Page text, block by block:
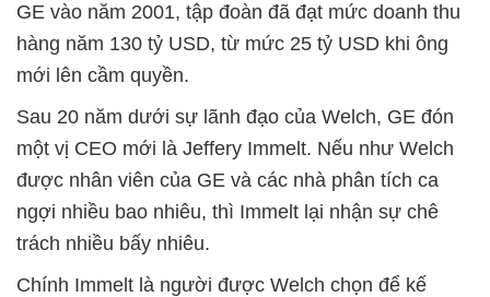
GE vào năm 2001, tập đoàn đã đạt mức doanh thu
hàng năm 130 tỷ USD, từ mức 25 tỷ USD khi ông
mới lên cầm quyền.
Sau 20 năm dưới sự lãnh đạo của Welch, GE đón
một vị CEO mới là Jeffery Immelt. Nếu như Welch
được nhân viên của GE và các nhà phân tích ca
ngợi nhiều bao nhiêu, thì Immelt lại nhận sự chê
trách nhiều bấy nhiêu.
Chính Immelt là người được Welch chọn để kế